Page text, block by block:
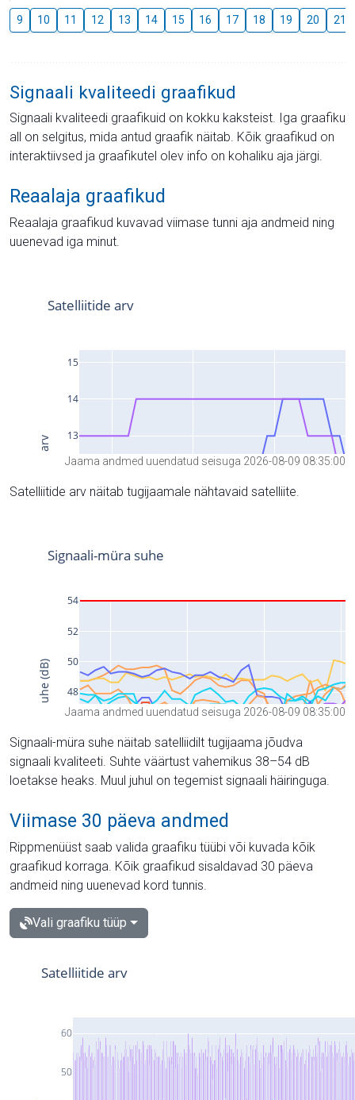
9 10 11 12 13 14 15 16 17 18 19 20 21
Signaali kvaliteedi graafikud
Signaali kvaliteedi graafikuid on kokku kaksteist. Iga graafiku
all on selgitus, mida antud graafik näitab. Kõik graafikud on
interaktiivsed ja graafikutel olev info on kohaliku aja järgi.
Reaalaja graafikud
Reaalaja graafikud kuvavad viimase tunni aja andmeid ning
uuenevad iga minut.
Jaama andmed uuendatud seisuga 2026-08-09 08:35:00
Satelliitide arv näitab tugijaamale nähtavaid satelliite.
Jaama andmed uuendatud seisuga 2026-08-09 08:35:00
Signaali-müra suhe näitab satelliidilt tugijaama jõudva
signaali kvaliteeti. Suhte väärtust vahemikus 38–54 dB
loetakse heaks. Muul juhul on tegemist signaali häiringuga.
Viimase 30 päeva andmed
Rippmenüüst saab valida graafiku tüübi või kuvada kõik
graafikud korraga. Kõik graafikud sisaldavad 30 päeva
andmeid ning uuenevad kord tunnis.
Vali graafiku tüüp
50
60
Satelliitide arv